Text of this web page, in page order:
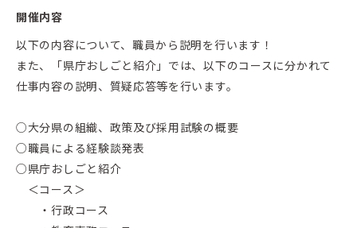
開催内容
以下の内容について、職員から説明を行います！
また、「県庁おしごと紹介」では、以下のコースに分かれて
仕事内容の説明、質疑応答等を行います。
○大分県の組織、政策及び採用試験の概要
○職員による経験談発表
○県庁おしごと紹介
＜コース＞
・行政コース